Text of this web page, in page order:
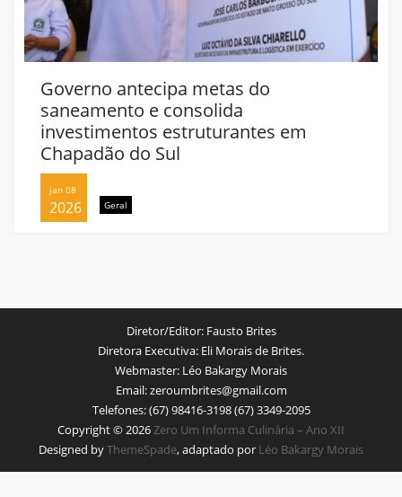
Governo antecipa metas do
saneamento e consolida
investimentos estruturantes em
Chapadão do Sul
jan 08
2026 Geral
Diretor/Editor:Fausto Brites
Diretora Executiva: Eli Morais de Brites.
Webmaster: Léo Bakargy Morais
Email:zeroumbrites@gmail.com
Telefones:(67) 98416-3198 (67) 3349-2095
Copyright © 2026 Zero Um Informa Culinária – Ano XII
Designed byThemeSpade, adaptado por Léo Bakargy Morais